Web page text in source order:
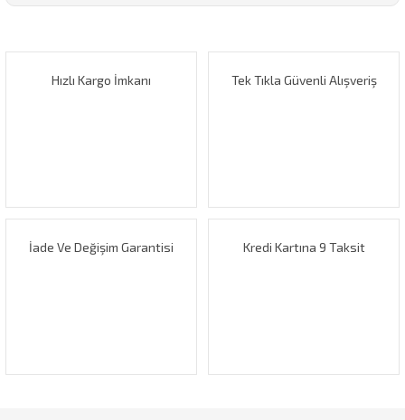
Görüş ve önerileriniz için teşekkür ederiz.
Hızlı Kargo İmkanı Tek Tıkla Güvenli Alışveriş
İade Ve Değişim Garantisi Kredi Kartına 9 Taksit